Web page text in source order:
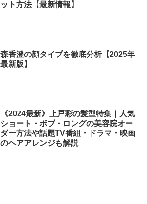
ット方法【最新情報】
森香澄の顔タイプを徹底分析【2025年
最新版】
《2024最新》上戸彩の髪型特集｜人気
ショート・ボブ・ロングの美容院オー
ダー方法や話題TV番組・ドラマ・映画
のヘアアレンジも解説